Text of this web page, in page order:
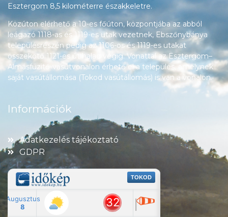
Esztergom 8,5 kilométerre északkeletre.
Közúton elérhető a 10-es főúton, központjába az abból
leágazó 1118-as és 1119-es utak vezetnek, Ebszőnybánya
településrészén pedig az 1106-os és 1119-es utakat
összekötő 1121-es út halad végig. Vonattal az Esztergom–
Almásfüzitő-vasútvonalon érhető el a település, amelynek
saját vasútállomása (Tokod vasútállomás) is van a vonalon.
Információk
Adatkezelés tájékoztató
GDPR